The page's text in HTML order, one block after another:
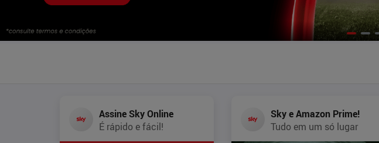
Assine Sky Online
É rápido e fácil!
Sky e Amazon Prime!
Tudo em um só lugar